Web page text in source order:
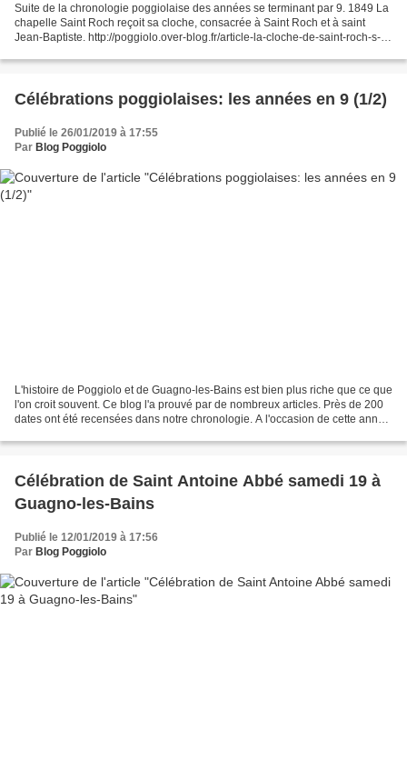
Suite de la chronologie poggiolaise des années se terminant par 9. 1849 La
chapelle Saint Roch reçoit sa cloche, consacrée à Saint Roch et à saint
Jean-Baptiste. http://poggiolo.over-blog.fr/article-la-cloche-de-saint-roch-s-
Célébrations poggiolaises: les années en 9 (1/2)
Publié le 26/01/2019 à 17:55
Par Blog Poggiolo
L'histoire de Poggiolo et de Guagno-les-Bains est bien plus riche que ce que
l'on croit souvent. Ce blog l'a prouvé par de nombreux articles. Près de 200
dates ont été recensées dans notre chronologie. A l'occasion de cette année
Célébration de Saint Antoine Abbé samedi 19 à
Guagno-les-Bains
Publié le 12/01/2019 à 17:56
Par Blog Poggiolo